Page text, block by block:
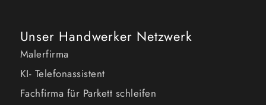
Unser Handwerker Netzwerk
Malerfirma
KI- Telefonassistent
Fachfirma für Parkett schleifen